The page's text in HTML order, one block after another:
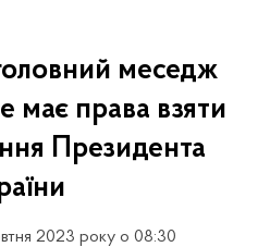
меседж
має права взяти
Президента
2023 року о 08:30